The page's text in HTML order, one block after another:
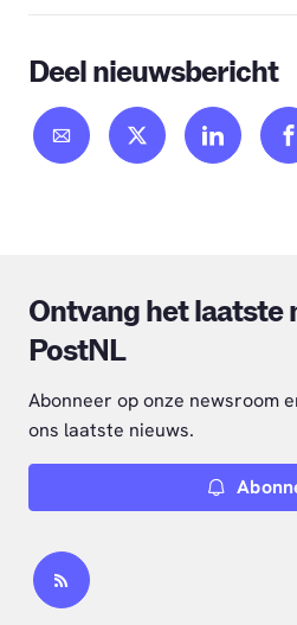
Deel nieuwsbericht
Ontvang het laatste
PostNL
Abonneer op onze newsroom
ons laatste nieuws.